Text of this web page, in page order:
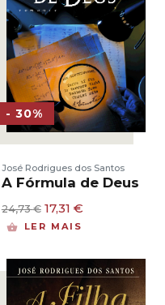
- 30%
José Rodrigues dos Santos
A Fórmula de Deus
24,73€ O
preço
24,73 €.
17,31 €O
17,31 €.
LER MAIS